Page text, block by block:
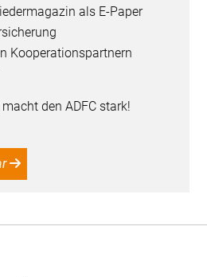
als E-Paper
Kooperationspartnern
den ADFC stark!